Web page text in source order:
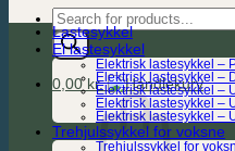
Products
search
0,00kr.
Lastesykkel
El lastesykkel
Elektrisk lastesykkel –
Elektrisk lastesykkel –
Elektrisk lastesykkel –
Elektrisk lastesykkel –
Elektrisk lastesykkel –
Trehjulssykkel for voksne
Trehjulssykkel for